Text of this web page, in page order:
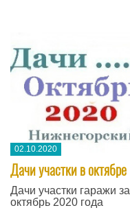
02.10.2020
Дачи участки в октябре
Дачи участки гаражи за
октябрь 2020 года